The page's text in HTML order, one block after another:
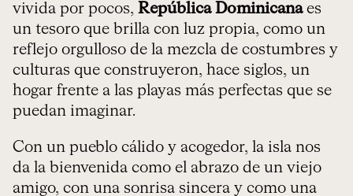
vivida por pocos, República Dominicanaes
un tesoro que brilla con luz propia, como un
reflejo orgulloso de la mezcla de costumbres y
culturas que construyeron, hace siglos, un
hogar frente a las playas más perfectas que se
puedan imaginar.
Con un pueblo cálido y acogedor, la isla nos
da la bienvenida como el abrazo de un viejo
amigo, con una sonrisa sincera y como una